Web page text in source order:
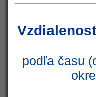
podľa času